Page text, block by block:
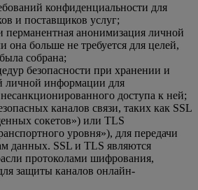
конфиденциальности для
и поставщиков услуг;
перманентная анонимизация личной
она больше не требуется для целей,
собрана;
безопасности при хранении и
личной информации для
доступа к ней;
каналов связи, таких как SSL
сокетов») или TLS
уровня»), для передачи
данных. SSL и TLS являются
протоколами шифрования,
защиты каналов онлайн-